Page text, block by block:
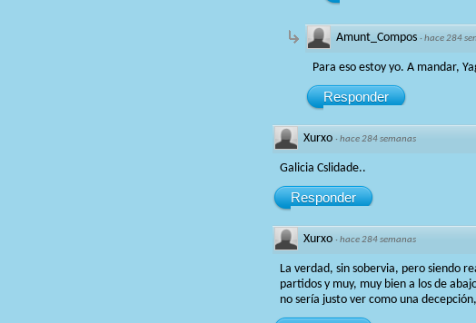
Amunt_Compos ·hace 284
Para eso estoy yo. A mandar,
Responder
Xurxo ·hace 284 semanas
Galicia Cslidade..
Responder
Xurxo ·hace 284 semanas
La verdad, sin sobervia, pero siendo
partidos y muy, muy bien a los de
no sería justo ver como una